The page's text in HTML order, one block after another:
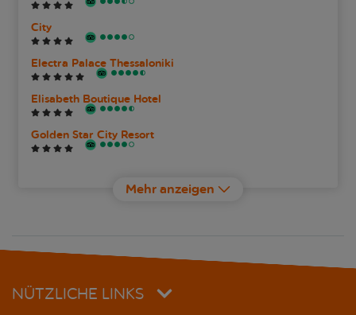
City
Electra Palace Thessaloniki
Elisabeth Boutique Hotel
Golden Star City Resort
Mehr anzeigen
NÜTZLICHE LINKS